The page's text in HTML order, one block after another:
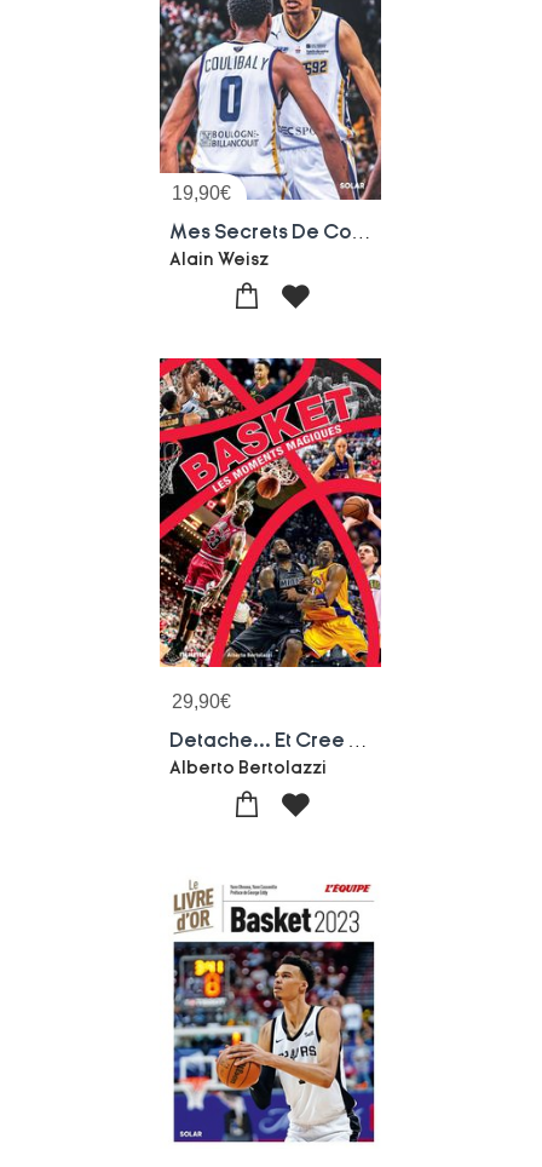
19,90€
Alain Weisz
29,90€
Alberto Bertolazzi